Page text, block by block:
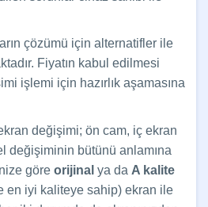
çözümü için alternatifler ile
Fiyatın kabul edilmesi
işlemi için hazırlık aşamasına
değişimi; ön cam, iç ekran
değişiminin bütünü anlamına
göre orijinal ya da A kalite
en iyi kaliteye sahip) ekran ile